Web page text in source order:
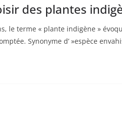
des plantes
le terme « plante indigène »
Synonyme d’ »espèce